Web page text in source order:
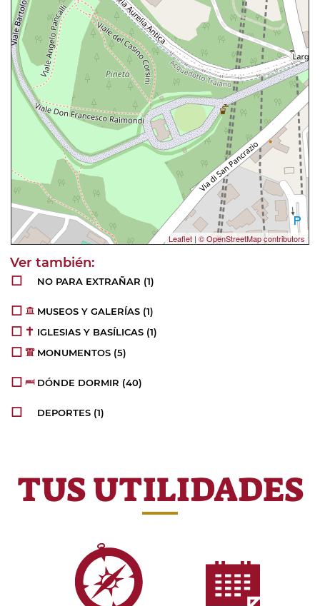
Leaflet | © OpenStreetMap contributors
NO PARA EXTRAÑAR (1)
MUSEOS Y GALERÍAS (1)
IGLESIAS Y BASÍLICAS (1)
MONUMENTOS (5)
DÓNDE DORMIR (40)
DEPORTES (1)
TUS UTILIDADES